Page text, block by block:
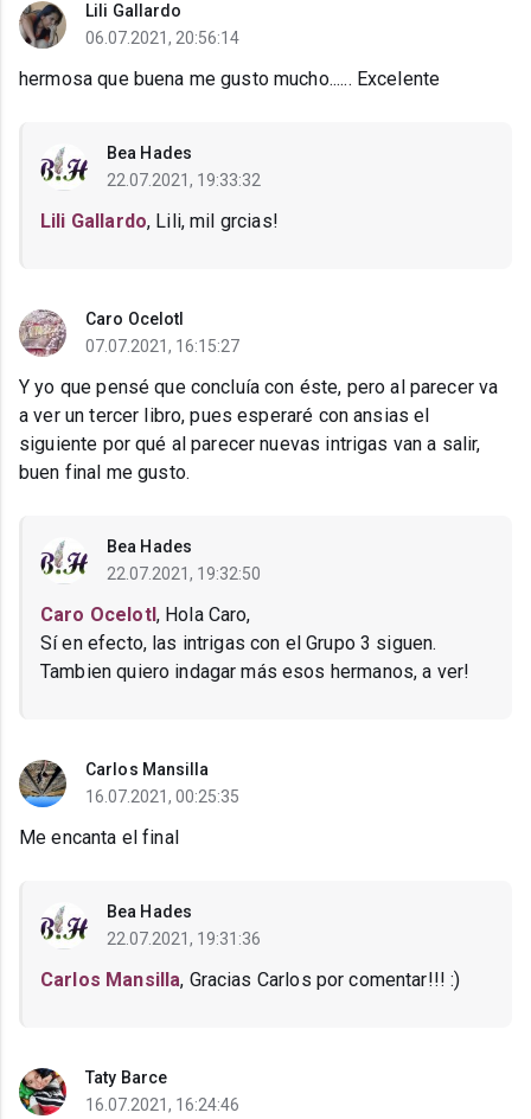
Lili Gallardo
06.07.2021, 20:56:14
hermosa que buena me gusto mucho...... Excelente
Bea Hades
22.07.2021, 19:33:32
Lili Gallardo, Lili, mil grcias!
Caro Ocelotl
07.07.2021, 16:15:27
Y yo que pensé que concluía con éste, pero al parecer va
a ver un tercer libro, pues esperaré con ansias el
siguiente por qué al parecer nuevas intrigas van a salir,
buen final me gusto.
Bea Hades
22.07.2021, 19:32:50
Caro Ocelotl, Hola Caro,
Sí en efecto, las intrigas con el Grupo 3 siguen.
Tambien quiero indagar más esos hermanos, a ver!
Carlos Mansilla
16.07.2021, 00:25:35
Me encanta el final
Bea Hades
22.07.2021, 19:31:36
Carlos Mansilla, Gracias Carlos por comentar!!! :)
Taty Barce
16.07.2021, 16:24:46